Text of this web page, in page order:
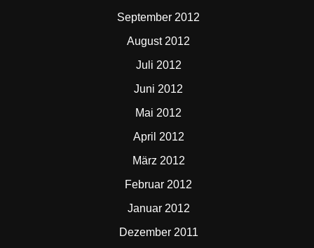
September 2012
August 2012
Juli 2012
Juni 2012
Mai 2012
April 2012
März 2012
Februar 2012
Januar 2012
Dezember 2011